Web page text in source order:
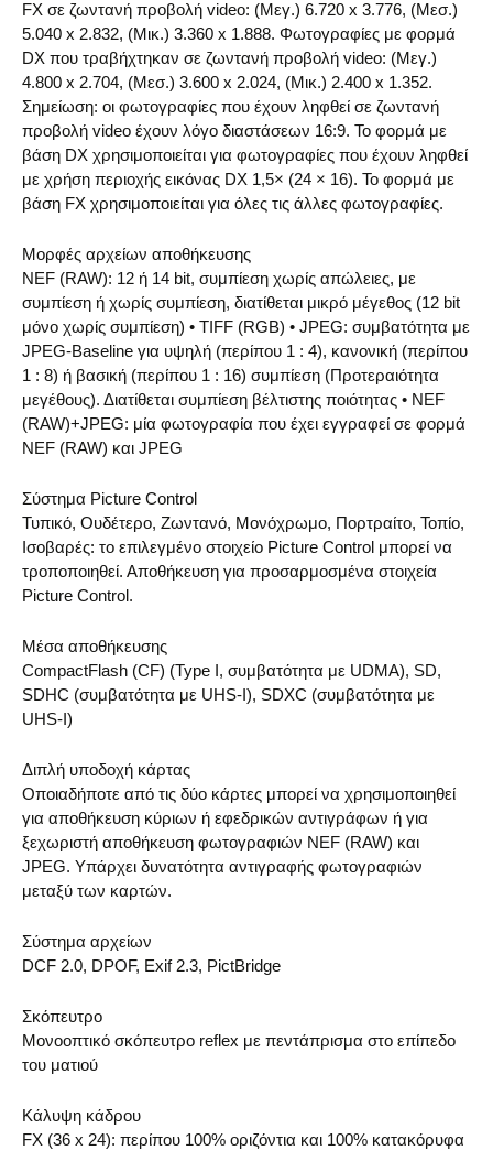
FX σε ζωντανή προβολή video: (Μεγ.) 6.720 x 3.776, (Μεσ.)
5.040 x 2.832, (Μικ.) 3.360 x 1.888. Φωτογραφίες με φορμά
DX που τραβήχτηκαν σε ζωντανή προβολή video: (Μεγ.)
4.800 x 2.704, (Μεσ.) 3.600 x 2.024, (Μικ.) 2.400 x 1.352.
Σημείωση: οι φωτογραφίες που έχουν ληφθεί σε ζωντανή
προβολή video έχουν λόγο διαστάσεων 16:9. Το φορμά με
βάση DX χρησιμοποιείται για φωτογραφίες που έχουν ληφθεί
με χρήση περιοχής εικόνας DX 1,5× (24 × 16). Το φορμά με
βάση FX χρησιμοποιείται για όλες τις άλλες φωτογραφίες.
Μορφές αρχείων αποθήκευσης
NEF (RAW): 12 ή 14 bit, συμπίεση χωρίς απώλειες, με
συμπίεση ή χωρίς συμπίεση, διατίθεται μικρό μέγεθος (12 bit
μόνο χωρίς συμπίεση) • TIFF (RGB) • JPEG: συμβατότητα με
JPEG-Baseline για υψηλή (περίπου 1 : 4), κανονική (περίπου
1 : 8) ή βασική (περίπου 1 : 16) συμπίεση (Προτεραιότητα
μεγέθους). Διατίθεται συμπίεση βέλτιστης ποιότητας • NEF
(RAW)+JPEG: μία φωτογραφία που έχει εγγραφεί σε φορμά
NEF (RAW) και JPEG
Σύστημα Picture Control
Τυπικό, Ουδέτερο, Ζωντανό, Μονόχρωμο, Πορτραίτο, Τοπίο,
Ισοβαρές: το επιλεγμένο στοιχείο Picture Control μπορεί να
τροποποιηθεί. Αποθήκευση για προσαρμοσμένα στοιχεία
Picture Control.
Μέσα αποθήκευσης
CompactFlash (CF) (Type I, συμβατότητα με UDMA), SD,
SDHC (συμβατότητα με UHS-I), SDXC (συμβατότητα με
UHS-I)
Διπλή υποδοχή κάρτας
Οποιαδήποτε από τις δύο κάρτες μπορεί να χρησιμοποιηθεί
για αποθήκευση κύριων ή εφεδρικών αντιγράφων ή για
ξεχωριστή αποθήκευση φωτογραφιών NEF (RAW) και
JPEG. Υπάρχει δυνατότητα αντιγραφής φωτογραφιών
μεταξύ των καρτών.
Σύστημα αρχείων
DCF 2.0, DPOF, Exif 2.3, PictBridge
Σκόπευτρο
Μονοοπτικό σκόπευτρο reflex με πεντάπρισμα στο επίπεδο
του ματιού
Κάλυψη κάδρου
FX (36 x 24): περίπου 100% οριζόντια και 100% κατακόρυφα